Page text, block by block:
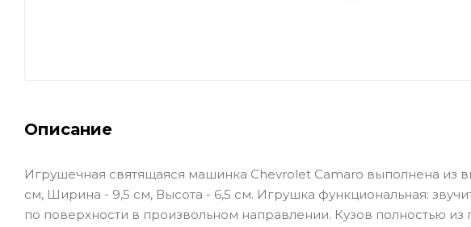
Описание
Игрушечная святящаяся машинка Chevrolet Camaro выполнена из
см, Ширина - 9,5 см, Высота - 6,5 см. Игрушка функциональная:
по поверхности в произвольном направлении. Кузов полностью